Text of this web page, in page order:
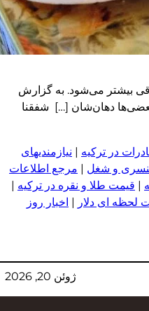
بیشتر می‌شود. به گزارش
بعضی‌ها دهان‌شان […] شفقنا
در ترکیه | نیازمندیهای
و شغل | مرجع اطلاعات
| قیمت طلا و نقره در ترکیه |
لحظه ای دلار | اخبار روز
ژوئن 20, 2026